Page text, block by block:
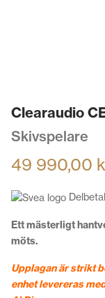
Clearaudio
Skivspelare
49 990,00
Ett mästerligt
möts.
Upplagan är strikt
enhet levereras